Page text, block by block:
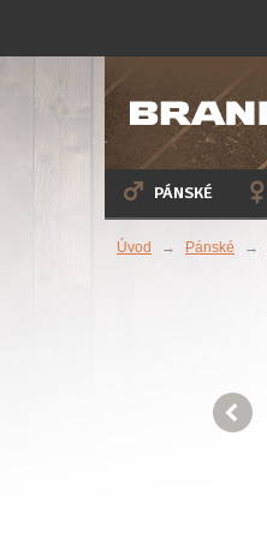
PÁNSKÉ
Úvod → Pánské →
